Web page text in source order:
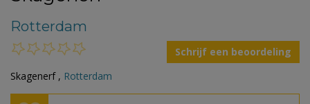
Rotterdam
Schrijf een beoordeling
Skagenerf , Rotterdam